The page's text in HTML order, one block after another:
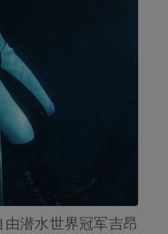
潜水世界冠军吉昂